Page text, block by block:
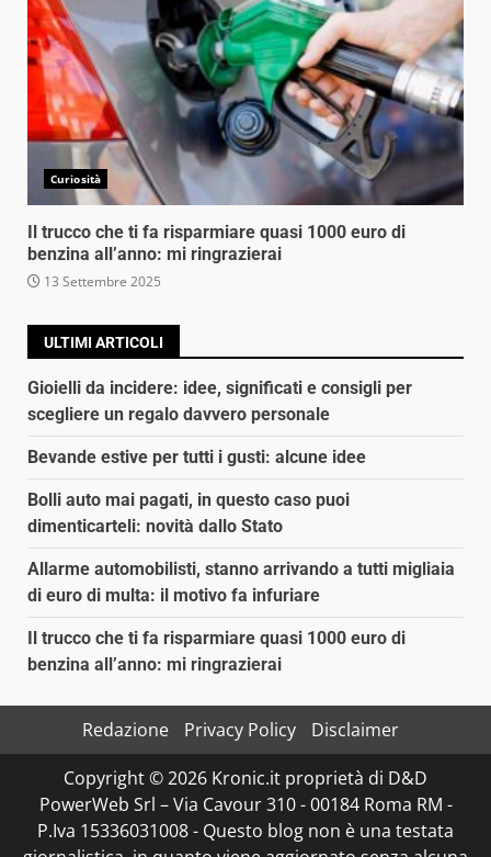
Curiosità
Il trucco che ti fa risparmiare quasi 1000 euro di
benzina all’anno: mi ringrazierai
13 Settembre 2025
ULTIMI ARTICOLI
Gioielli da incidere: idee, significati e consigli per
scegliere un regalo davvero personale
Bevande estive per tutti i gusti: alcune idee
Bolli auto mai pagati, in questo caso puoi
dimenticarteli: novità dallo Stato
Allarme automobilisti, stanno arrivando a tutti migliaia
di euro di multa: il motivo fa infuriare
Il trucco che ti fa risparmiare quasi 1000 euro di
benzina all’anno: mi ringrazierai
Redazione Privacy Policy
Disclaimer
Copyright © 2026 Kronic.it proprietà di D&D
PowerWeb Srl – Via Cavour 310 - 00184 Roma RM -
P.Iva 15336031008 - Questo blog non è una testata